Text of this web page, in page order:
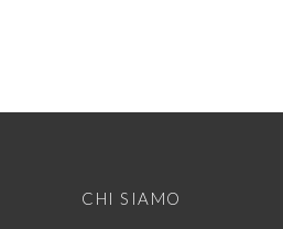
CHI SIAMO